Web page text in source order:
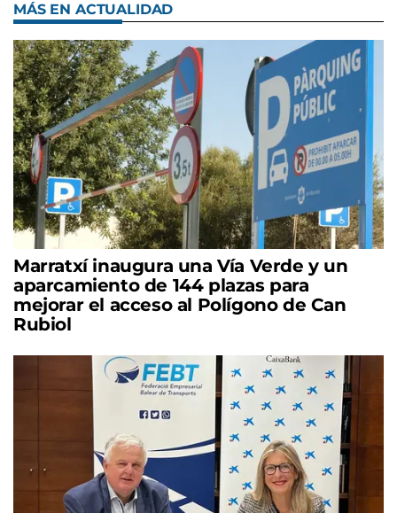
MÁS EN ACTUALIDAD
Marratxí inaugura una Vía Verde y un
aparcamiento de 144 plazas para
mejorar el acceso al Polígono de Can
Rubiol